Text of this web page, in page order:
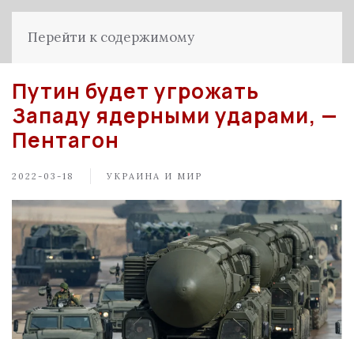
Перейти к содержимому
Путин будет угрожать
Западу ядерными ударами, —
Пентагон
2022-03-18 УКРАИНА И МИР